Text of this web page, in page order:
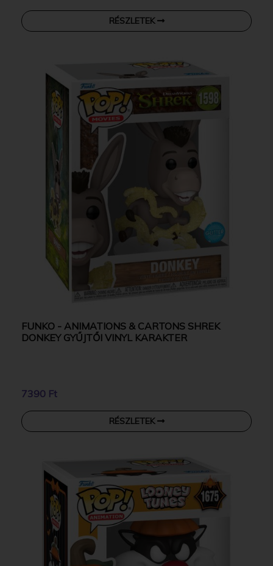
RÉSZLETEK
FUNKO - ANIMATIONS & CARTONS SHREK
DONKEY GYŰJTŐI VINYL KARAKTER
7390 Ft
RÉSZLETEK